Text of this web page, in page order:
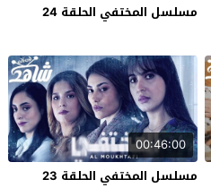
مسلسل المختفي الحلقة 24
00:46:00
مسلسل المختفي الحلقة 23